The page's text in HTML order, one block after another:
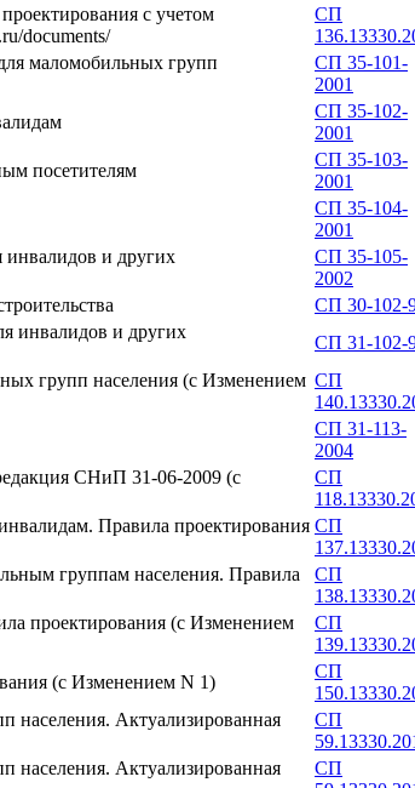
с учетом
documents/
СП
маломобильных групп
СП 35-101-
2001
СП 35-102-
2001
посетителям
СП 35-103-
2001
СП 35-104-
2001
инвалидов и других
СП 35-105-
2002
СП 30-102-
инвалидов и других
СП 31-102-
групп населения (с Изменением СП
СП 31-113-
2004
СНиП 31-06-2009 (с
СП
Правила проектирования СП
группам населения. Правила
СП
проектирования (с Изменением
СП
(с Изменением N 1)
СП
населения. Актуализированная
СП
населения. Актуализированная
СП